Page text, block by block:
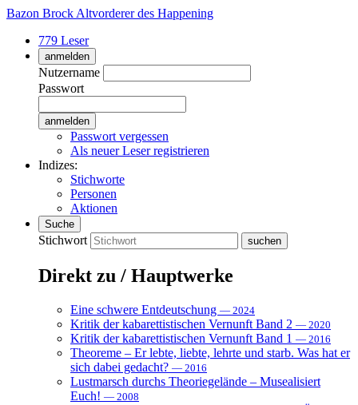
Bazon Brock Altvorderer des Happening
779 Leser
anmelden
Nutzername
Passwort
Passwort vergessen
Als neuer Leser registrieren
Indizes:
Stichworte
Personen
Aktionen
Suche
Stichwort
Direkt zu / Hauptwerke
Eine schwere Entdeutschung — 2024
Kritik der kabarettistischen Vernunft Band 2 — 2020
Kritik der kabarettistischen Vernunft Band 1 — 2016
Theoreme – Er lebte, liebte, lehrte und starb. Was hat er
sich dabei gedacht? — 2016
Lustmarsch durchs Theoriegelände – Musealisiert
Euch! — 2008